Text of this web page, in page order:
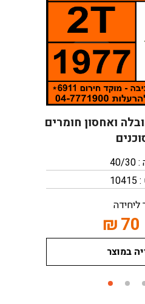
ואחסון חומרים
ליחידה
70
₪
במוצר